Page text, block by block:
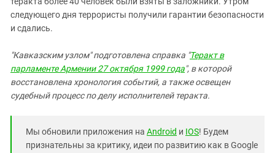
следующего дня террористы получили гарантии безопасности
и сдались.
"Кавказским узлом" подготовлена справка "Теракт в
парламенте Армении 27 октября 1999 года", в которой
восстановлена хронология событий, а также освещен
судебный процесс по делу исполнителей теракта.
Мы обновили приложения на Android и IOS! Будем
признательны за критику, идеи по развитию как в Google